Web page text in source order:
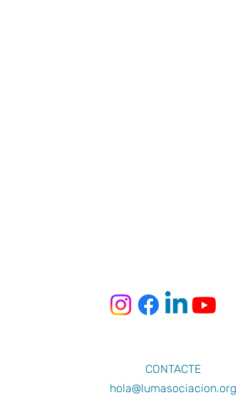
CONTACTE
hola@lumasociacion.org